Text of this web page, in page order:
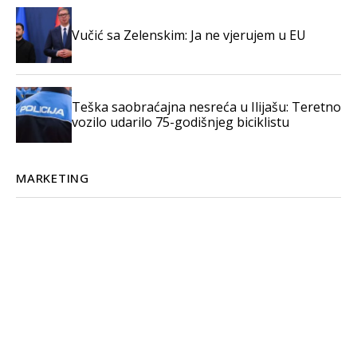
Vučić sa Zelenskim: Ja ne vjerujem u EU
Teška saobraćajna nesreća u Ilijašu: Teretno
vozilo udarilo 75-godišnjeg biciklistu
MARKETING